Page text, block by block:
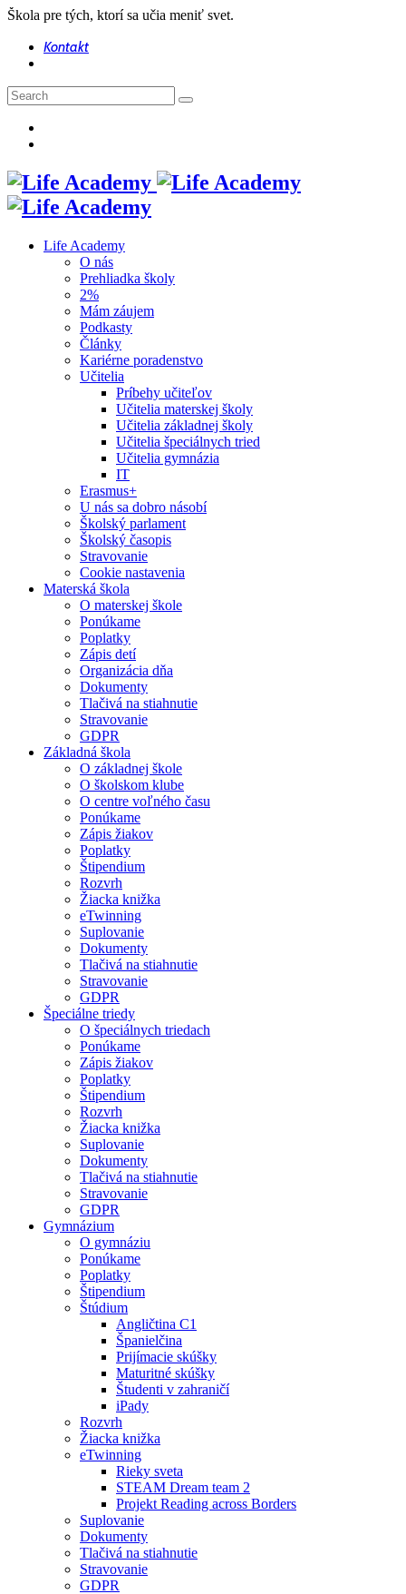
Škola pre tých, ktorí sa učia meniť svet.
Kontakt
Life Academy
O nás
Prehliadka školy
2%
Mám záujem
Podkasty
Články
Kariérne poradenstvo
Učitelia
Príbehy učiteľov
Učitelia materskej školy
Učitelia základnej školy
Učitelia špeciálnych tried
Učitelia gymnázia
IT
Erasmus+
U nás sa dobro násobí
Školský parlament
Školský časopis
Stravovanie
Cookie nastavenia
Materská škola
O materskej škole
Ponúkame
Poplatky
Zápis detí
Organizácia dňa
Dokumenty
Tlačivá na stiahnutie
Stravovanie
GDPR
Základná škola
O základnej škole
O školskom klube
O centre voľného času
Ponúkame
Zápis žiakov
Poplatky
Štipendium
Rozvrh
Žiacka knižka
eTwinning
Suplovanie
Dokumenty
Tlačivá na stiahnutie
Stravovanie
GDPR
Špeciálne triedy
O špeciálnych triedach
Ponúkame
Zápis žiakov
Poplatky
Štipendium
Rozvrh
Žiacka knižka
Suplovanie
Dokumenty
Tlačivá na stiahnutie
Stravovanie
GDPR
Gymnázium
O gymnáziu
Ponúkame
Poplatky
Štipendium
Štúdium
Angličtina C1
Španielčina
Prijímacie skúšky
Maturitné skúšky
Študenti v zahraničí
iPady
Rozvrh
Žiacka knižka
eTwinning
Rieky sveta
STEAM Dream team 2
Projekt Reading across Borders
Suplovanie
Dokumenty
Tlačivá na stiahnutie
Stravovanie
GDPR